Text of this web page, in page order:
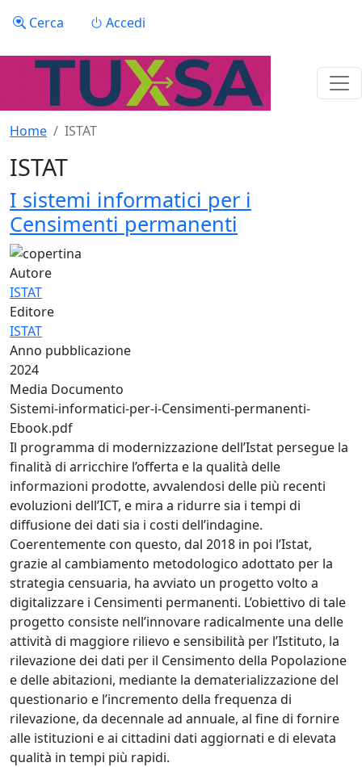
Menu profilo utente
Cerca Accedi
Home ISTAT
ISTAT
I sistemi informatici per i
Censimenti permanenti
Autore
ISTAT
Editore
ISTAT
Anno pubblicazione
2024
Media Documento
Sistemi-informatici-per-i-Censimenti-permanenti-
Ebook.pdf
Il programma di modernizzazione dell’Istat persegue la
finalità di arricchire l’offerta e la qualità delle
informazioni prodotte, avvalendosi delle più recenti
evoluzioni dell’ICT, e mira a ridurre sia i tempi di
diffusione dei dati sia i costi dell’indagine.
Coerentemente con questo, dal 2018 in poi l’Istat,
grazie al cambiamento metodologico adottato per la
strategia censuaria, ha avviato un progetto volto a
digitalizzare i Censimenti permanenti. L’obiettivo di tale
progetto consiste nell’innovare radicalmente una delle
attività di maggiore rilievo e sensibilità per l’Istituto, la
rilevazione dei dati per il Censimento della Popolazione
e delle abitazioni, mediante la dematerializzazione del
questionario e l’incremento della frequenza di
rilevazione, da decennale ad annuale, al fine di fornire
alle istituzioni e ai cittadini dati aggiornati e di elevata
qualità in tempi più rapidi.